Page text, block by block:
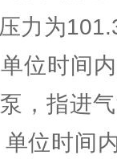
力为
位时间
，指进
位时间